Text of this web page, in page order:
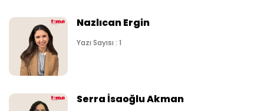
Nazlıcan Ergin
Yazı Sayısı : 1
Serra İsaoğlu Akman